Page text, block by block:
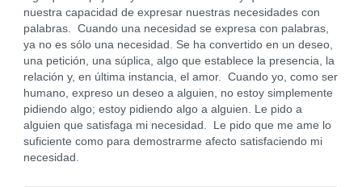
nuestra capacidad de expresar nuestras necesidades con
palabras. Cuando una necesidad se expresa con palabras,
ya no es sólo una necesidad. Se ha convertido en un deseo,
una petición, una súplica, algo que establece la presencia, la
relación y, en última instancia, el amor. Cuando yo, como ser
humano, expreso un deseo a alguien, no estoy simplemente
pidiendo algo; estoy pidiendo algo a alguien. Le pido a
alguien que satisfaga mi necesidad. Le pido que me ame lo
suficiente como para demostrarme afecto satisfaciendo mi
necesidad.